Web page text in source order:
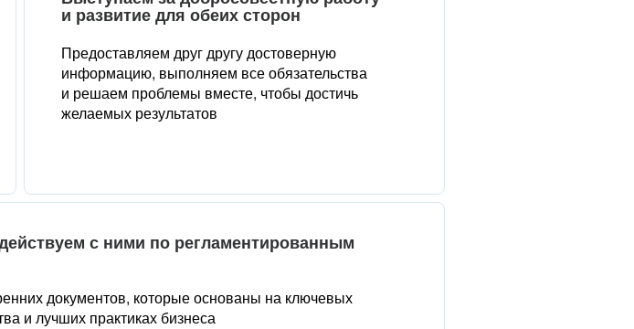
и развитие для обеих сторон
Предоставляем друг другу достоверную
информацию, выполняем все обязательства
и решаем проблемы вместе, чтобы достичь
желаемых результатов
с ними по регламентированным
документов, которые основаны на ключевых
и лучших практиках бизнеса